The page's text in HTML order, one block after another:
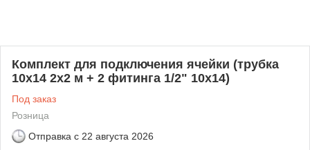
Комплект для подключения ячейки (трубка
10х14 2х2 м + 2 фитинга 1/2" 10x14)
Под заказ
Розница
Отправка с 22 августа 2026